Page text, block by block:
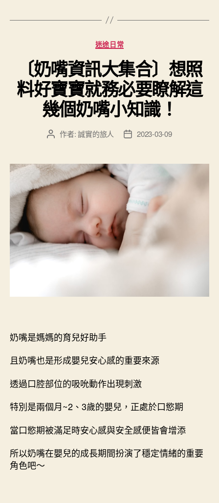
分
類
迷途日常
〔奶嘴資訊大集合〕想照
料好寶寶就務必要瞭解這
幾個奶嘴小知識！
文
者
作者:誠實的旅人
文
佈
期
2023-03-09
奶嘴是媽媽的育兒好助手
且奶嘴也是形成嬰兒安心感的重要來源
透過口腔部位的吸吮動作出現刺激
特別是兩個月~2、3歲的嬰兒，正處於口慾期
當口慾期被滿足時安心感與安全感便皆會增添
所以奶嘴在嬰兒的成長期間扮演了穩定情緒的重要
角色吧～